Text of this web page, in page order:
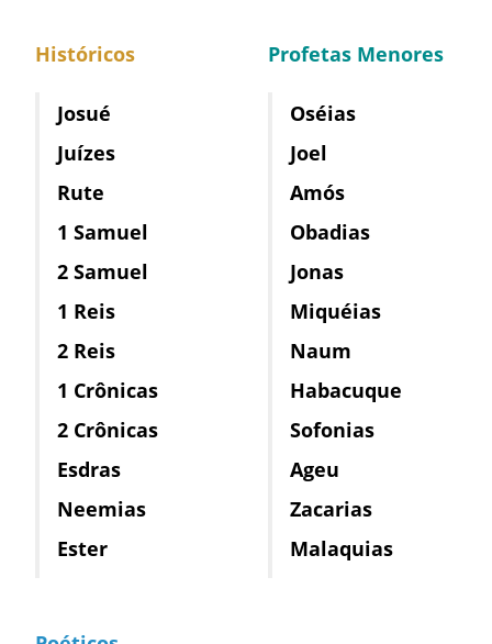
Históricos
Josué
Juízes
Rute
1 Samuel
2 Samuel
1 Reis
2 Reis
1 Crônicas
2 Crônicas
Esdras
Neemias
Ester
Profetas Menores
Oséias
Joel
Amós
Obadias
Jonas
Miquéias
Naum
Habacuque
Sofonias
Ageu
Zacarias
Malaquias